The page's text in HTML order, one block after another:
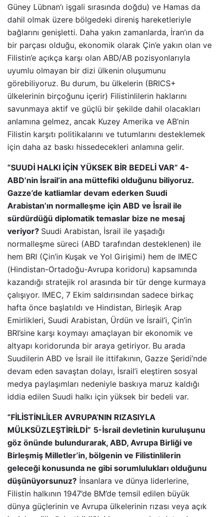
Güney Lübnan’ı işgali sırasında doğdu) ve Hamas da
dahil olmak üzere bölgedeki direniş hareketleriyle
bağlarını genişletti. Daha yakın zamanlarda, İran’ın da
bir parçası olduğu, ekonomik olarak Çin’e yakın olan ve
Filistin’e açıkça karşı olan ABD/AB pozisyonlarıyla
uyumlu olmayan bir dizi ülkenin oluşumunu
görebiliyoruz. Bu durum, bu ülkelerin (BRICS+
ülkelerinin birçoğunu içerir) Filistinlilerin haklarını
savunmaya aktif ve güçlü bir şekilde dahil olacakları
anlamına gelmez, ancak Kuzey Amerika ve AB’nin
Filistin karşıtı politikalarını ve tutumlarını desteklemek
için daha az baskı hissedecekleri anlamına gelir.
“SUUDİ HALKI İÇİN YÜKSEK BİR BEDELİ VAR” 4-
ABD’nin İsrail’in ana müttefiki olduğunu biliyoruz.
Gazze’de katliamlar devam ederken Suudi
Arabistan’ın normalleşme için ABD ve İsrail ile
sürdürdüğü diplomatik temaslar bize ne mesaj
veriyor? Suudi Arabistan, İsrail ile yaşadığı
normalleşme süreci (ABD tarafından desteklenen) ile
hem BRI (Çin’in Kuşak ve Yol Girişimi) hem de IMEC
(Hindistan-Ortadoğu-Avrupa koridoru) kapsamında
kazandığı stratejik rol arasında bir tür denge kurmaya
çalışıyor. IMEC, 7 Ekim saldırısından sadece birkaç
hafta önce başlatıldı ve Hindistan, Birleşik Arap
Emirlikleri, Suudi Arabistan, Ürdün ve İsrail’i, Çin’in
BRI’sine karşı koymayı amaçlayan bir ekonomik ve
altyapı koridorunda bir araya getiriyor. Bu arada
Suudilerin ABD ve İsrail ile ittifakının, Gazze Şeridi’nde
devam eden savaştan dolayı, İsrail’i eleştiren sosyal
medya paylaşımları nedeniyle baskıya maruz kaldığı
iddia edilen Suudi halkı için yüksek bir bedeli var.
“FİLİSTİNLİLER AVRUPA’NIN RIZASIYLA
MÜLKSÜZLEŞTİRİLDİ” 5-İsrail devletinin kuruluşunu
göz önünde bulundurarak, ABD, Avrupa Birliği ve
Birleşmiş Milletler’in, bölgenin ve Filistinlilerin
geleceği konusunda ne gibi sorumlulukları olduğunu
düşünüyorsunuz? İnsanlara ve dünya liderlerine,
Filistin halkının 1947’de BM’de temsil edilen büyük
dünya güçlerinin ve Avrupa ülkelerinin rızası veya açık